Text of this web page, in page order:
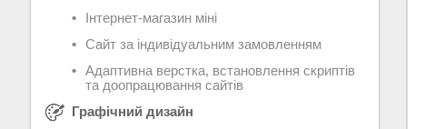
Інтернет-магазин міні
Сайт за індивідуальним замовленням
Адаптивна верстка, встановлення скриптів
та доопрацювання сайтів
Графічний дизайн